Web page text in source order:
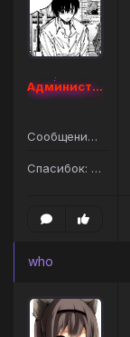
Администратор [Наборный]
Сообщений: 11
Спасибок: 20
who